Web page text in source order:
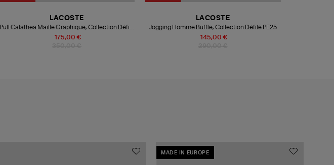
175,00 €
LACOSTE
Pull Calathea Maille Graphique, Collection Défilé
PE25
145,00 €
LACOSTE
Jogging Homme Buffle, Collection Défilé PE25
MADE IN EUROPE